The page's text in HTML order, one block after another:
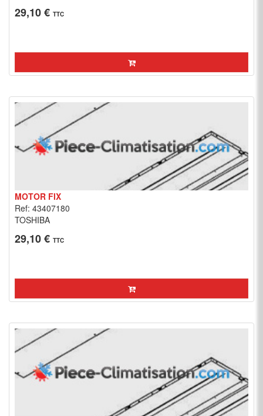
29,10 € TTC
MOTOR FIX
Ref: 43407180
TOSHIBA
29,10 € TTC